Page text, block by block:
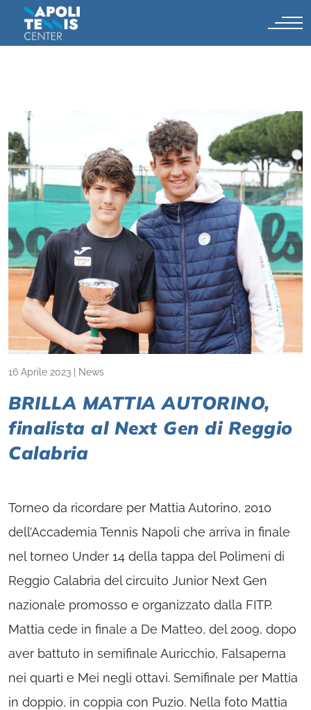
16 Aprile 2023 News
BRILLA MATTIA AUTORINO,
finalista al Next Gen di Reggio
Calabria
Torneo da ricordare per Mattia Autorino, 2010
dell’Accademia Tennis Napoli che arriva in finale
nel torneo Under 14 della tappa del Polimeni di
Reggio Calabria del circuito Junior Next Gen
nazionale promosso e organizzato dalla FITP.
Mattia cede in finale a De Matteo, del 2009, dopo
aver battuto in semifinale Auricchio, Falsaperna
nei quarti e Mei negli ottavi. Semifinale per Mattia
in doppio, in coppia con Puzio. Nella foto Mattia